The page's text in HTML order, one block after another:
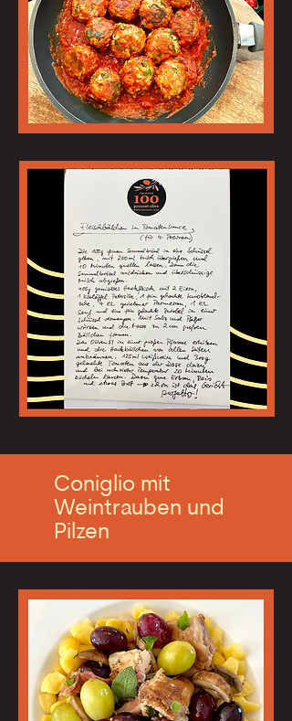
Coniglio mit
Weintrauben und
Pilzen